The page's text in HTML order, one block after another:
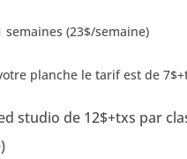
(23$/semaine)
planche le tarif est de
de 12$+txs par